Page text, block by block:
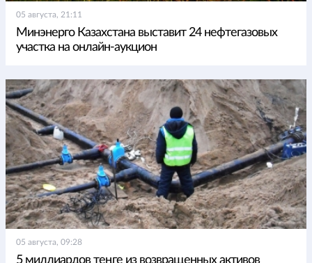
05 августа, 21:11
Минэнерго Казахстана выставит 24 нефтегазовых
участка на онлайн-аукцион
05 августа, 09:28